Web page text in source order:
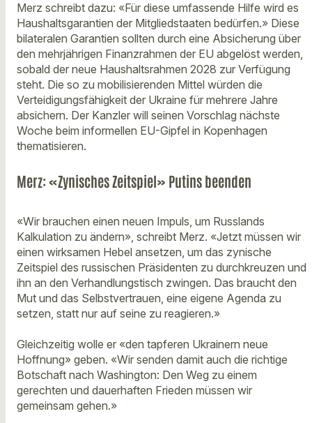
Merz schreibt dazu: «Für diese umfassende Hilfe wird es
Haushaltsgarantien der Mitgliedstaaten bedürfen.» Diese
bilateralen Garantien sollten durch eine Absicherung über
den mehrjährigen Finanzrahmen der EU abgelöst werden,
sobald der neue Haushaltsrahmen 2028 zur Verfügung
steht. Die so zu mobilisierenden Mittel würden die
Verteidigungsfähigkeit der Ukraine für mehrere Jahre
absichern. Der Kanzler will seinen Vorschlag nächste
Woche beim informellen EU-Gipfel in Kopenhagen
thematisieren.
Merz: «Zynisches Zeitspiel» Putins beenden
«Wir brauchen einen neuen Impuls, um Russlands
Kalkulation zu ändern», schreibt Merz. «Jetzt müssen wir
einen wirksamen Hebel ansetzen, um das zynische
Zeitspiel des russischen Präsidenten zu durchkreuzen und
ihn an den Verhandlungstisch zwingen. Das braucht den
Mut und das Selbstvertrauen, eine eigene Agenda zu
setzen, statt nur auf seine zu reagieren.»
Gleichzeitig wolle er «den tapferen Ukrainern neue
Hoffnung» geben. «Wir senden damit auch die richtige
Botschaft nach Washington: Den Weg zu einem
gerechten und dauerhaften Frieden müssen wir
gemeinsam gehen.»